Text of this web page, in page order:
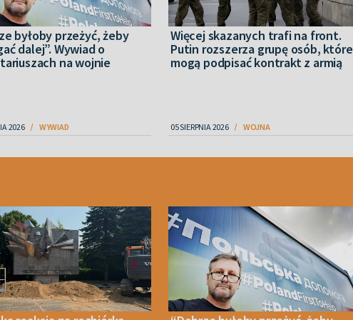
byłoby przeżyć, żeby
dalej”. Wywiad o
na wojnie
2026 WYWIAD
Więcej skazanych trafi na front.
Putin rozszerza grupę osób, które
mogą podpisać kontrakt z armią
05 SIERPNIA 2026 WOJNA